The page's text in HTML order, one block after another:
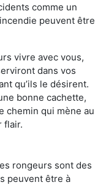
comme un
peuvent être
vivre avec vous,
dans vos
qu’ils le désirent.
bonne cachette,
chemin qui mène au
flair.
rongeurs sont des
peuvent être à